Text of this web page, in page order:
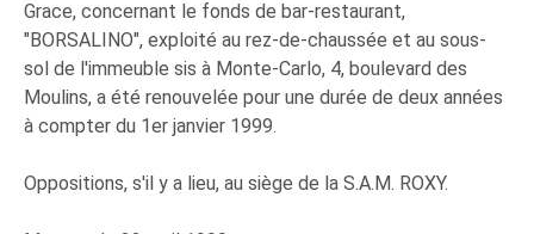
Grace, concernant le fonds de bar-restaurant,
"BORSALINO", exploité au rez-de-chaussée et au sous-
sol de l'immeuble sis à Monte-Carlo, 4, boulevard des
Moulins, a été renouvelée pour une durée de deux années
à compter du 1er janvier 1999.
Oppositions, s'il y a lieu, au siège de la S.A.M. ROXY.